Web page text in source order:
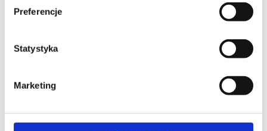
Preferencje
Statystyka
Marketing
wybierz województwo